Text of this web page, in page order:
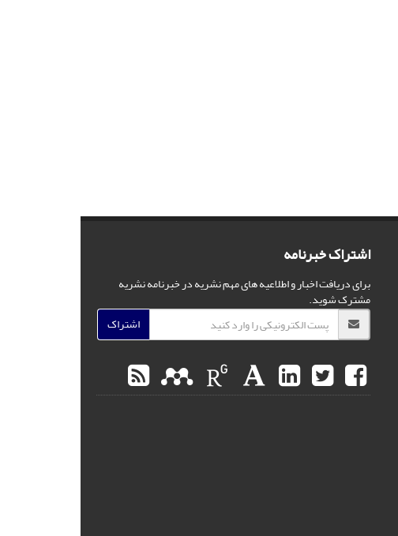
اشتراک خبرنامه
برای دریافت اخبار و اطلاعیه های مهم نشریه در خبرنامه نشریه
مشترک شوید.
اشتراک